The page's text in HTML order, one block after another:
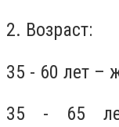
2. Возраст:
35 - 60 лет –
35 - 65